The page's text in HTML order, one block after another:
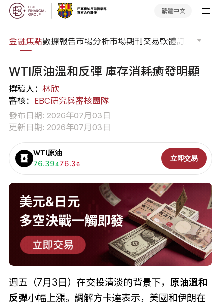
繁體中文
金融焦點數據報告市場分析市場期刊交易軟體訂單流
WTI原油溫和反彈 庫存消耗癒發明顯
撰稿人： 林欣
審核： EBC研究與審核團隊
發布日期: 2026年07月03日
更新日期: 2026年07月03日
WTI原油
買入:
76.394賣出:
76.36
立即交易
週五（7月3日）在交投清淡的背景下， 原油溫和
反彈小幅上漲。調解方卡達表示，美國和伊朗在